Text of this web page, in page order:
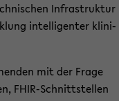
In­fra­struk­tur
in­tel­li­gen­ter kli­ni­
mit der Frage
FHIR-​Schnittstellen